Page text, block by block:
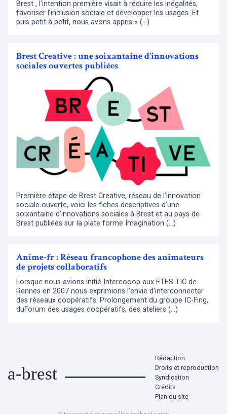
Brest , l’intention première visait à réduire les inégalités,
favoriser l’inclusion sociale et développer les usages. Et
puis petit à petit, nous avons appris « (…)
Brest Creative : une soixantaine d’innovations
sociales ouvertes publiées
Première étape de Brest Creative, réseau de l’innovation
sociale ouverte, voici les fiches descriptives d’une
soixantaine d’innovations sociales à Brest et au pays de
Brest publiées sur la plate forme Imagination (…)
Anime-fr : Réseau francophone des animateurs
de projets collaboratifs
Lorsque nous avions initié Intercooop aux ETES TIC de
Rennes en 2007 nous exprimions l’envie d’interconnecter
des réseaux coopératifs. Prolongement du groupe IC-Fing,
duForum des usages coopératifs, des ateliers (…)
a-brest
Rédaction
Droits et reproduction
Syndication
Crédits
Plan du site